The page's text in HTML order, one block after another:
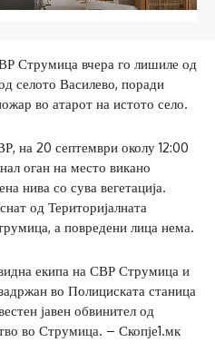
Струмица вчера го лишиле од
селото Василево, поради
во атарот на истото село.
на 20 септември околу 12:00
оган на место викано
нива со сува вегетација.
од Територијалната
а повредени лица нема.
екипа на СВР Струмица и
во Полициската станица
јавен обвинител од
во Струмица. – Скопје1.мк